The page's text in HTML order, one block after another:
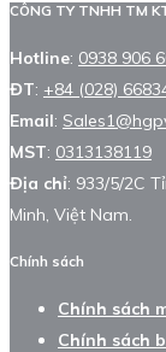
CÔNG TY TNHH TM
Hotline: 0938 906
ĐT: +84 (028)
Email:
MST: 0313138119
Địa chỉ: 933/5/2C
Minh, Việt Nam.
Chính sách
Chính sách
Chính sách